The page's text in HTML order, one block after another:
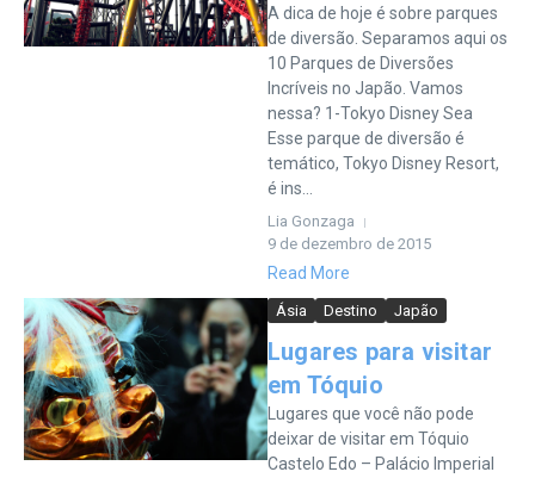
A dica de hoje é sobre parques
de diversão. Separamos aqui os
10 Parques de Diversões
Incríveis no Japão. Vamos
nessa? 1-Tokyo Disney Sea
Esse parque de diversão é
temático, Tokyo Disney Resort,
é ins...
Lia Gonzaga
9 de dezembro de 2015
Read More
Ásia Destino Japão
Lugares para visitar
em Tóquio
Lugares que você não pode
deixar de visitar em Tóquio
Castelo Edo – Palácio Imperial